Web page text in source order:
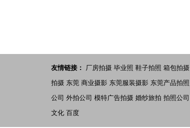
友情链接： 厂房拍摄 毕业照 鞋子拍照 箱包拍摄
拍摄 东莞 商业摄影 东莞服装摄影 东莞产品拍照
公司 外拍公司 模特广告拍摄 婚纱旅拍 拍照公司
文化 百度